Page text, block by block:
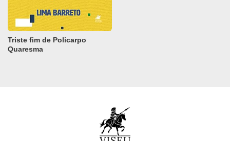
Triste fim de Policarpo
Quaresma